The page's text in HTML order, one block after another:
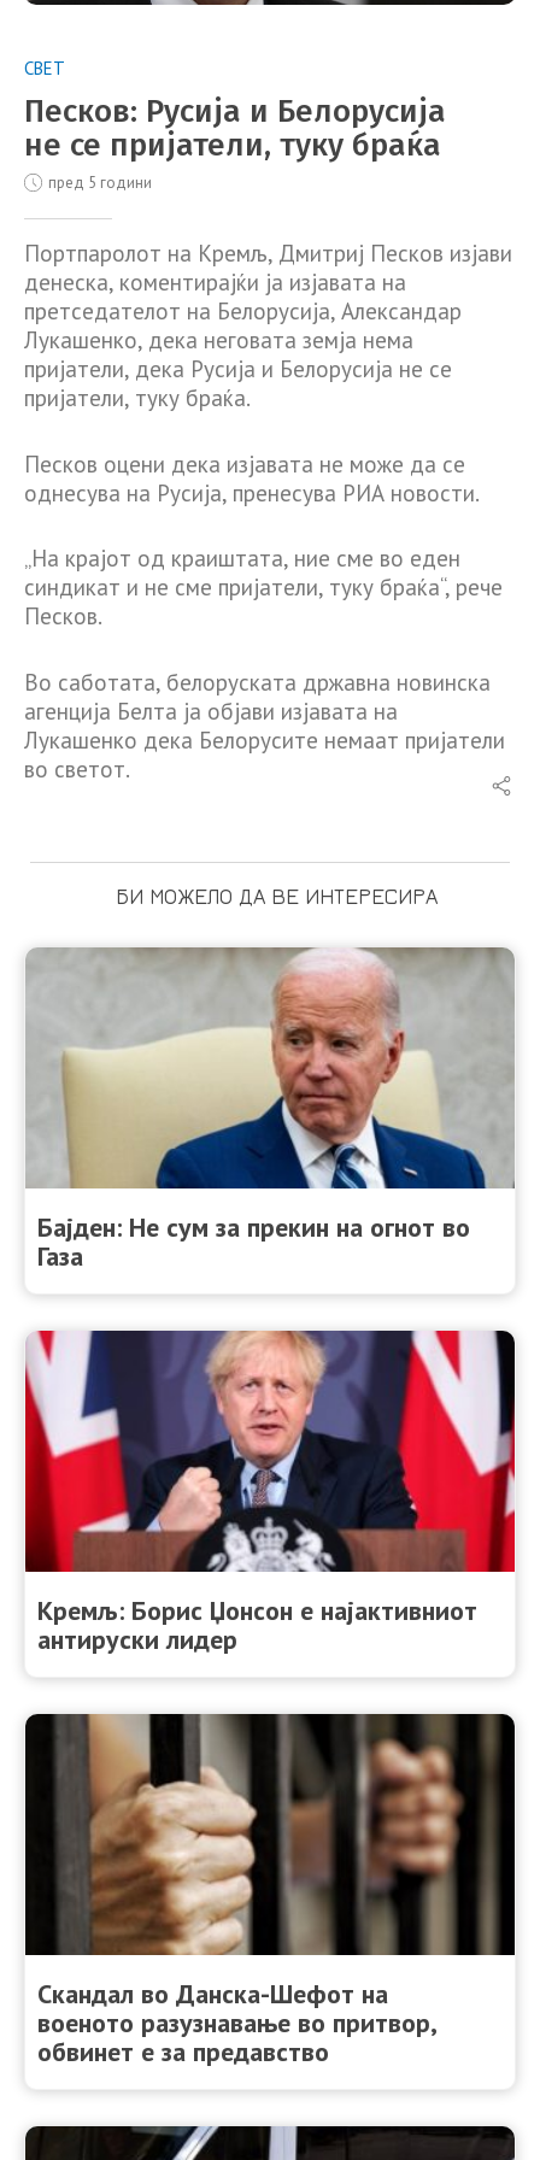
СВЕТ
Песков: Русија и Белорусија
не се пријатели, туку браќа
пред 5 години
Портпаролот на Кремљ, Дмитриј Песков изјави
денеска, коментирајќи ја изјавата на
претседателот на Белорусија, Александар
Лукашенко, дека неговата земја нема
пријатели, дека Русија и Белорусија не се
пријатели, туку браќа.
Песков оцени дека изјавата не може да се
однесува на Русија, пренесува РИА новости.
„На крајот од краиштата, ние сме во еден
синдикат и не сме пријатели, туку браќа“, рече
Песков.
Во саботата, белоруската државна новинска
агенција Белта ја објави изјавата на
Лукашенко дека Белорусите немаат пријатели
во светот.
БИ МОЖЕЛО ДА ВЕ ИНТЕРЕСИРА
Бајден: Не сум за прекин на огнот во
Газа
Кремљ: Борис Џонсон е најактивниот
антируски лидер
Скандал во Данска-Шефот на
военото разузнавање во притвор,
обвинет е за предавство